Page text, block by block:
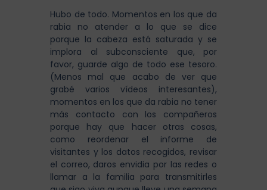
Hubo de todo. Momentos en los que da
rabia no atender a lo que se dice
porque la cabeza está saturada y se
implora al subconsciente que, por
favor, guarde algo de todo ese tesoro.
(Menos mal que acabo de ver que
grabé varios vídeos interesantes),
momentos en los que da rabia no tener
más contacto con los compañeros
porque hay que hacer otras cosas,
como reordenar el informe de
visitantes y los datos recogidos, revisar
el correo, daros envidia por las redes o
llamar a la familia para transmitirles